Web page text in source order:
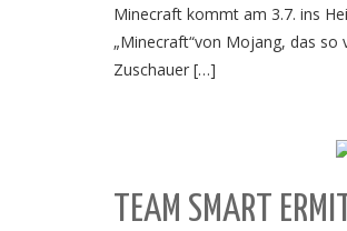
Minecraft kommt am 3.7. ins
„Minecraft“von Mojang, das so
Zuschauer […]
TEAM SMART